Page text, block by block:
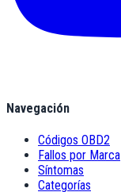
Navegación
Códigos OBD2
Fallos por Marca
Síntomas
Categorías